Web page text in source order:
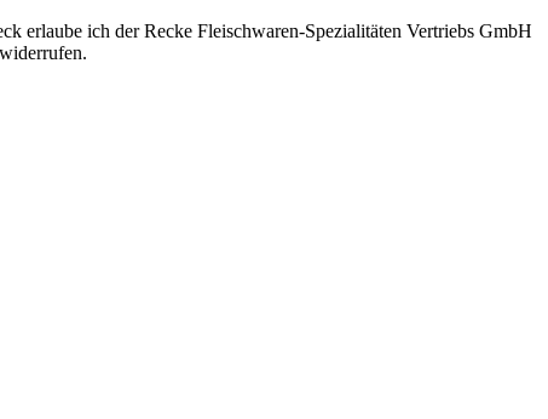
erlaube ich der Recke Fleischwaren-Spezialitäten Vertriebs GmbH
widerrufen.